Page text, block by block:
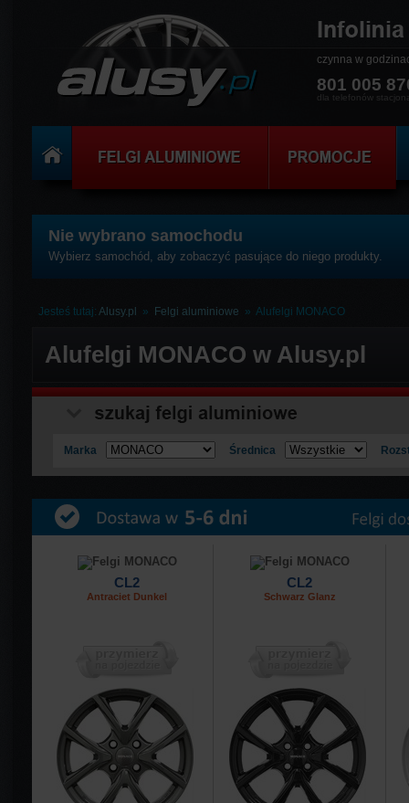
czynna w
801 005
dla telefonów
Nie wybrano samochodu
Wybierz samochód, aby zobaczyć pasujące do niego produkty.
Jesteś tutaj: Alusy.pl » Felgi aluminiowe » Alufelgi MONACO
Alufelgi MONACO w Alusy.pl
Marka Średnica
CL2
Antraciet Dunkel
CL2
Schwarz Glanz